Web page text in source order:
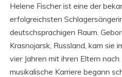
Helene Fischer ist eine der
erfolgreichsten
deutschsprachigen Raum.
Krasnojarsk, Russland, kam sie
vier Jahren mit ihren Eltern
musikalische Karriere begann